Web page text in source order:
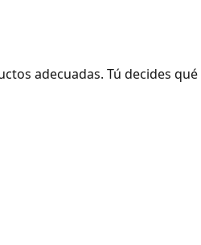
adecuadas. Tú decides